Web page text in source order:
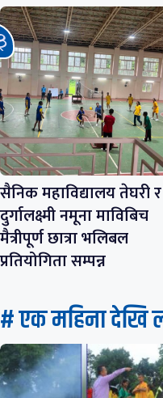
सैनिक महाविद्यालय तेघरी र
दुर्गालक्ष्मी नमूना माविबिच
मैत्रीपूर्ण छात्रा भलिबल
प्रतियोगिता सम्पन्न
# एक महिना देखि